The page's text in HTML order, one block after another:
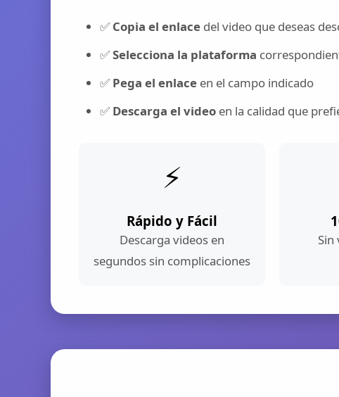
✅ Copia el enlace del video que deseas
✅Selecciona la plataforma
✅ Pega el enlace en el campo indicado
✅ Descarga el video en la calidad que
⚡
Rápido y Fácil
Descarga videos en
segundos sin complicaciones